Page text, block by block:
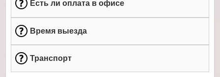
Есть ли оплата в офисе
Время выезда
Транспорт